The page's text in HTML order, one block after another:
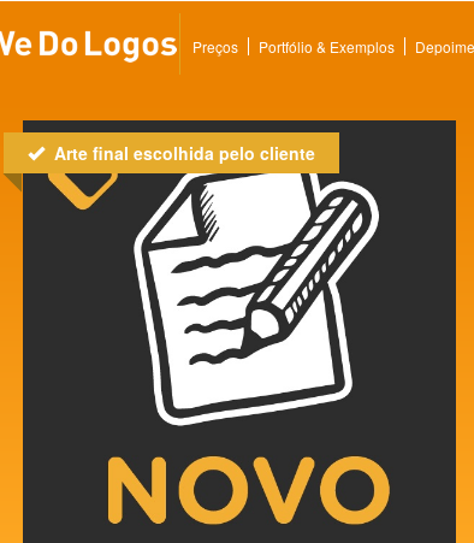
Preços Portfólio & Exemplos
Arte final escolhida pelo cliente